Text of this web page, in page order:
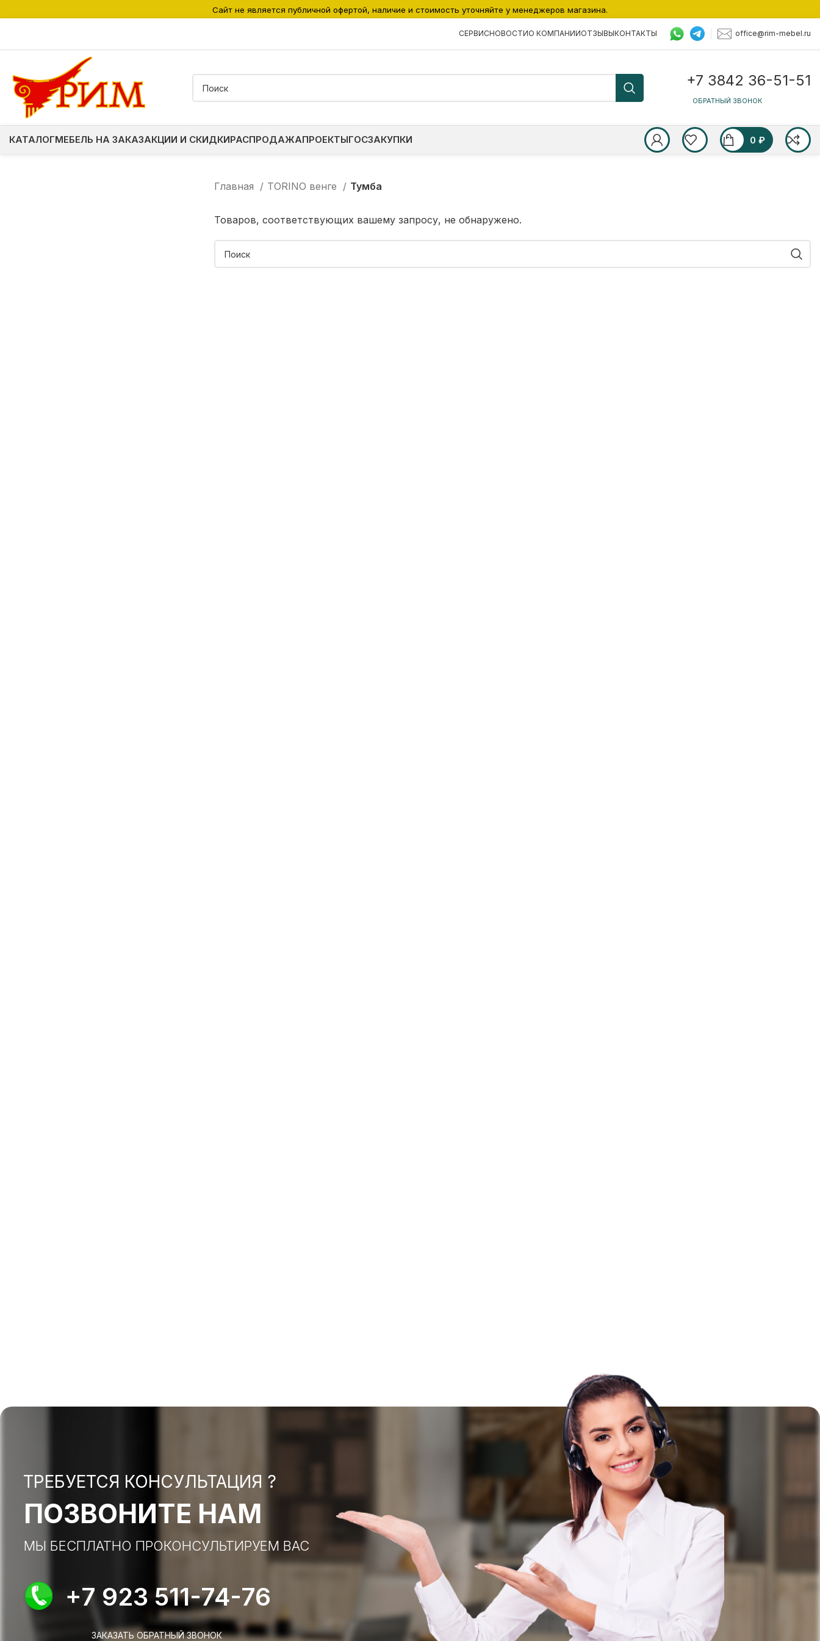
СЕРВИСНОВОСТИО КОМПАНИИОТЗЫВЫКОНТАКТЫ office@rim-mebel.ru
+7 3842 36-51-51
ОБРАТНЫЙ ЗВОНОК
КАТАЛОГМЕБЕЛЬ НА ЗАКАЗАКЦИИ И СКИДКИРАСПРОДАЖАПРОЕКТЫГОСЗАКУПКИ 0 ₽
Главная TORINO венге Тумба
Товаров, соответствующих вашему запросу, не обнаружено.
ТРЕБУЕТСЯ КОНСУЛЬТАЦИЯ ?
ПОЗВОНИТЕ НАМ
МЫ БЕСПЛАТНО ПРОКОНСУЛЬТИРУЕМ ВАС
+7 923 511-74-76
ЗАКАЗАТЬ ОБРАТНЫЙ ЗВОНОК
Сайт не является публичной офертой, наличие и стоимость уточняйте у менеджеров магазина.